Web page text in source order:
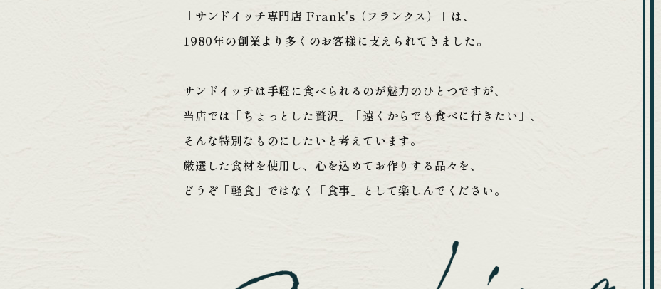
「サンドイッチ専門店 Frank's（フランクス）」は、
1980年の創業より多くのお客様に支えられてきました。
サンドイッチは手軽に食べられるのが魅力のひとつですが、
当店では「ちょっとした贅沢」「遠くからでも食べに行きたい」、
そんな特別なものにしたいと考えています。
厳選した食材を使用し、心を込めてお作りする品々を、
どうぞ「軽食」ではなく「食事」として楽しんでください。